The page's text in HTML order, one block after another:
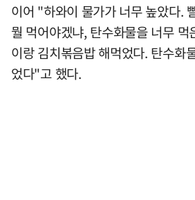
이어 "하와이 물가가 너무 높았다.
뭘 먹어야겠냐, 탄수화물을 너무
이랑 김치볶음밥 해먹었다. 탄수화
었다"고 했다.